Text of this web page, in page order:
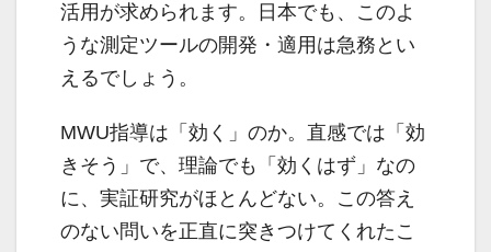
活用が求められます。日本でも、このよ
うな測定ツールの開発・適用は急務とい
えるでしょう。
MWU指導は「効く」のか。直感では「効
きそう」で、理論でも「効くはず」なの
に、実証研究がほとんどない。この答え
のない問いを正直に突きつけてくれたこ